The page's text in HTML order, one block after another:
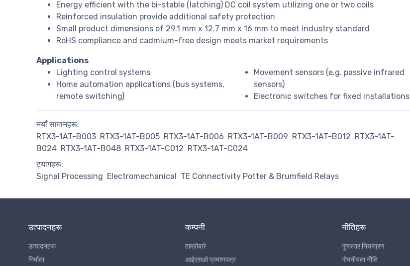
Energy efficient with the bi-stable (latching) DC coil system utilizing one or two coils
Reinforced insulation provide additional safety protection
Small product dimensions of 29.1 mm x 12.7 mm x 16 mm to meet industry standard
RoHS compliance and cadmium-free design meets market requirements
Applications
Lighting control systems
Home automation applications (bus systems,
remote switching)
Movement sensors (e.g. passive infrared
sensors)
Electronic switches for fixed installations
नयाँ सामानहरू:
RTX3-1AT-B003 RTX3-1AT-B005 RTX3-1AT-B006 RTX3-1AT-B009 RTX3-1AT-B012 RTX3-1AT-
B024 RTX3-1AT-B048 RTX3-1AT-C012 RTX3-1AT-C024
ट्यागहरू:
Signal Processing Electromechanical TE Connectivity Potter & Brumfield Relays
उत्पादनहरू
उत्पादनहरू
निर्माता
कम्पनी
हाम्रोबारे
आईएसओ प्रमाणपत्र
नीतिहरू
गुणस्तर नियन्त्रण
गोपनीयता नीति